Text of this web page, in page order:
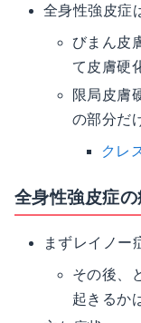
全身性強皮症
びまん皮
て皮膚硬
限局皮膚
の部分だ
クレ
全身性強皮症
まずレイノー
その後、
起きるか